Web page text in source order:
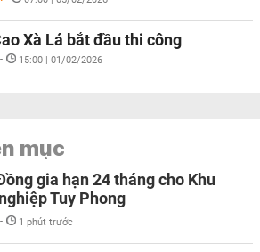
Xà Lá bắt đầu thi công
- 15:00 | 01/02/2026
mục
gia hạn 24 tháng cho Khu
Tuy Phong
- 1 phút trước